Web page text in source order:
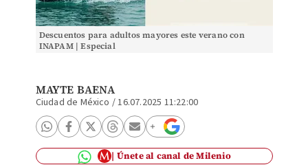
Descuentos para adultos mayores este verano con
INAPAM | Especial
MAYTE BAENA
Ciudad de México /16.07.2025 11:22:00
Únete al canal de Milenio